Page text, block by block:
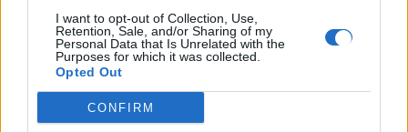
I want to opt-out of Collection, Use,
Retention, Sale, and/or Sharing of my
Personal Data that Is Unrelated with the
Purposes for which it was collected.
Opted Out
CONFIRM
7 Αυγούστου, 2026
Απορρίπτει το Ιράν τη συμφωνία Σαουδικής Αραβίας,
7 Αυγούστου, 2026